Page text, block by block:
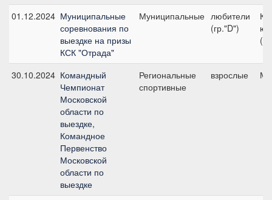
01.12.2024 Муниципальные
соревнования по
выездке на призы
КСК "Отрада"
Муниципальные любители
(гр."D")
30.10.2024 Командный
Чемпионат
Московской
области по
выездке,
Командное
Первенство
Московской
области по
выездке
Региональные
спортивные
взрослые